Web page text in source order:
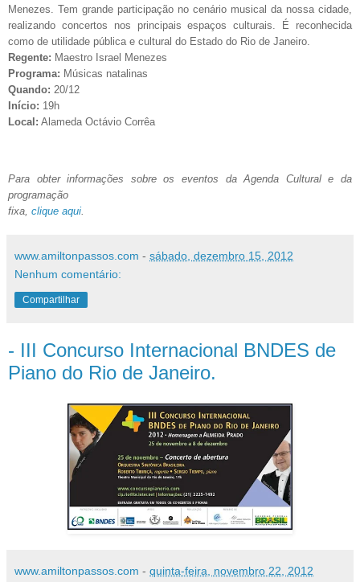
Menezes. Tem grande participação no cenário musical da nossa cidade,
realizando concertos nos principais espaços culturais. É reconhecida
como de utilidade pública e cultural do Estado do Rio de Janeiro.
Regente: Maestro Israel Menezes
Programa: Músicas natalinas
Quando: 20/12
Início: 19h
Local: Alameda Octávio Corrêa
Para obter informações sobre os eventos da Agenda Cultural e da
programação
fixa, clique aqui.
www.amiltonpassos.com - sábado, dezembro 15, 2012
Nenhum comentário:
Compartilhar
- III Concurso Internacional BNDES de
Piano do Rio de Janeiro.
www.amiltonpassos.com - quinta-feira, novembro 22, 2012